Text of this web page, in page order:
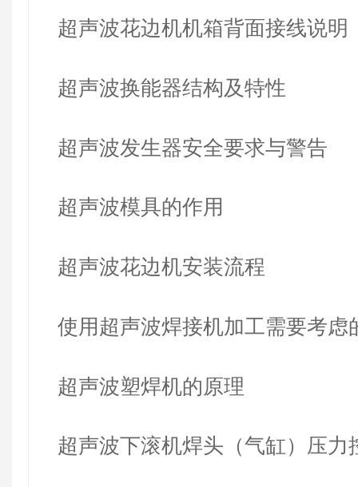
超声波花边机机箱背面接线说明
超声波换能器结构及特性
超声波发生器安全要求与警告
超声波模具的作用
超声波花边机安装流程
使用超声波焊接机加工需要考虑
超声波塑焊机的原理
超声波下滚机焊头（气缸）压力